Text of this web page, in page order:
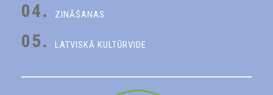
04. ZINĀŠANAS
05. LATVISKĀ KULTŪRVIDE